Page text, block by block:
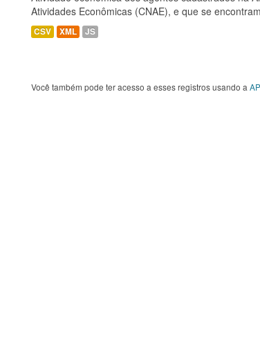
Atividades Econômicas (CNAE), e que se
CSV XML JS
Você também pode ter acesso a esses registros usando a